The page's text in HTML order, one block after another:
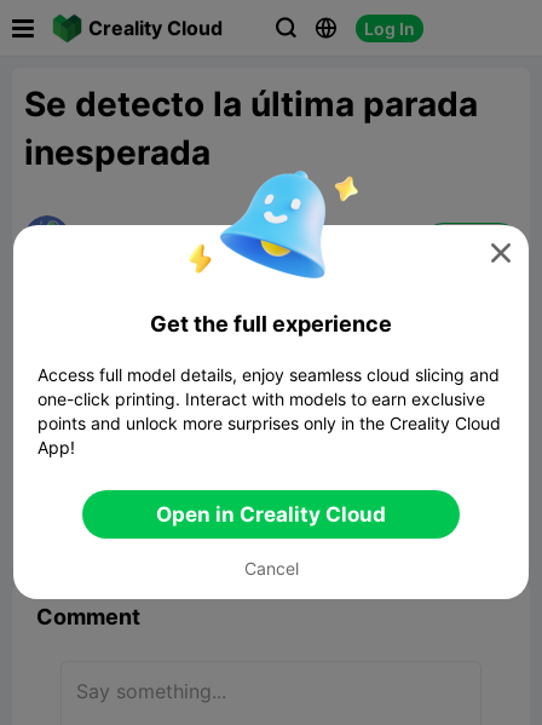
Creality Cloud   Log In
Se detecto la última parada
inesperada
user6278571685
05:22 11-21-2025
Follow
al.estar imprimiendo por más o menos dos horas sale el error
de: se detecto la última parada inesperada y al reanudar la
impresión inicia pero se oprime la boquilla sobre las piezas
derritiendo las mismas
Tienen alguna solución ?
Comment

Get the full experience
Access full model details, enjoy seamless cloud slicing and
one-click printing. Interact with models to earn exclusive
points and unlock more surprises only in the Creality Cloud
App!
Open in Creality Cloud
Cancel